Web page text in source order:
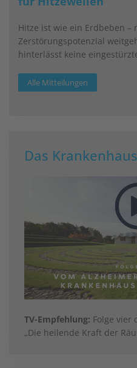
Hitze ist wie ein Erdbeben –
Zerstörungspotenzial
hinterlässt keine
Alle Mitteilungen
Das
TV-Empfehlung: Folge vier
„Die heilende Kraft der